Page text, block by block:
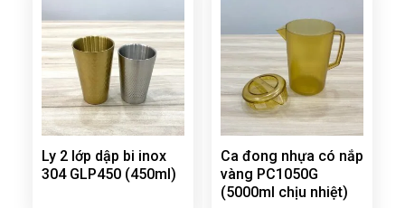
Ly 2 lớp dập bi inox
304 GLP450 (450ml)
Ca đong nhựa có nắp
vàng PC1050G
(5000ml chịu nhiệt)